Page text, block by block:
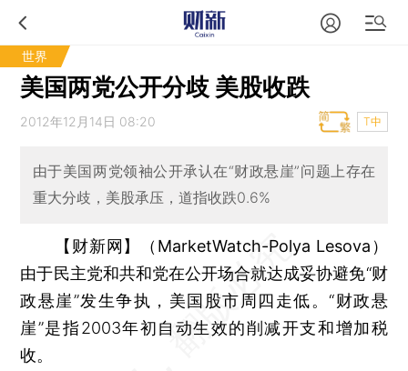
世界
美国两党公开分歧 美股收跌
2012年12月14日 08:20 T中
由于美国两党领袖公开承认在“财政悬崖”问题上存在
重大分歧，美股承压，道指收跌0.6%
【财新网】（MarketWatch-Polya Lesova）
由于民主党和共和党在公开场合就达成妥协避免“财
政悬崖”发生争执，美国股市周四走低。“财政悬
崖”是指2003年初自动生效的削减开支和增加税
收。